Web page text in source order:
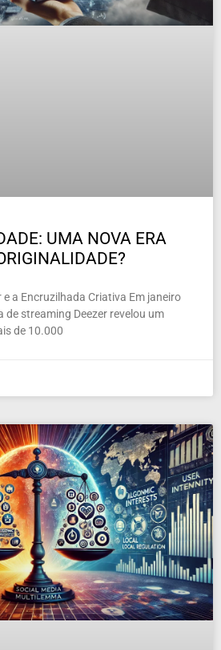
UMA NOVA ERA
e a Encruzilhada Criativa Em janeiro
streaming Deezer revelou um
de 10.000